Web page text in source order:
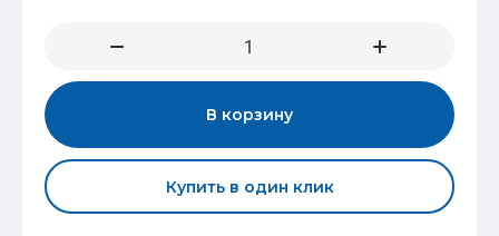
В корзину
Купить в один клик